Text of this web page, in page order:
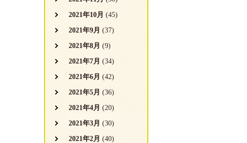
2021年10月 (45)
2021年9月 (37)
2021年8月 (9)
2021年7月 (34)
2021年6月 (42)
2021年5月 (36)
2021年4月 (20)
2021年3月 (30)
2021年2月 (40)